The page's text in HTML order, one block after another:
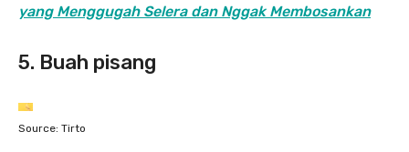
yang Menggugah Selera dan Nggak Membosankan
5. Buah pisang
Source: Tirto